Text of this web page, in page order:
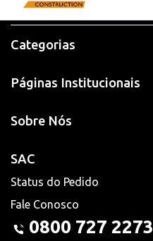
Categorias
Páginas Institucionais
Sobre Nós
SAC
Status do Pedido
Fale Conosco
0800 727 2273